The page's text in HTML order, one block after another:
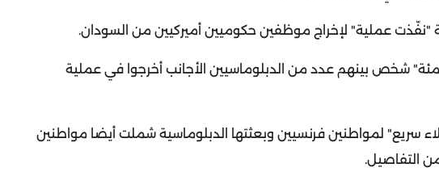
"نفّذت عملية" لإخراج موظفين حكوميين أميركيين من السودان.
شخص بينهم عدد من الدبلوماسيين الأجانب أخرجوا في عملية
سريع" لمواطنين فرنسيين وبعثتها الدبلوماسية شملت أيضا مواطنين
التفاصيل.